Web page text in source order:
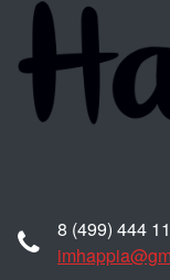
8 (499) 444